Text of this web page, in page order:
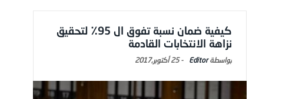
كيفية ضمان نسبة تفوق ال 95٪ لتحقيق
نزاهة الانتخابات القادمة
Editor
-25 أكتوبر,2017